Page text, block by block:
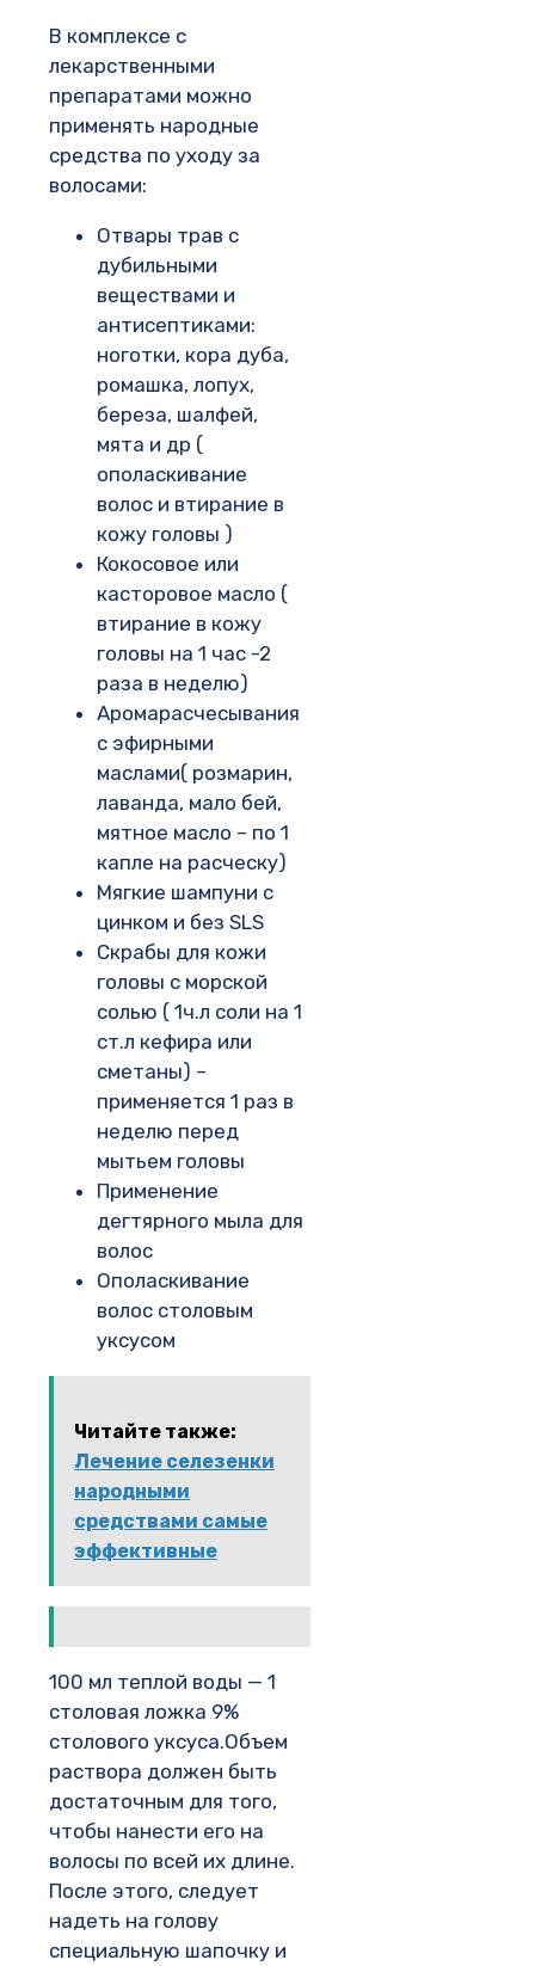
В комплексе с
лекарственными
препаратами можно
применять народные
средства по уходу за
волосами:
Отвары трав с
дубильными
веществами и
антисептиками:
ноготки, кора дуба,
ромашка, лопух,
береза, шалфей,
мята и др (
ополаскивание
волос и втирание в
кожу головы )
Кокосовое или
касторовое масло (
втирание в кожу
головы на 1 час -2
раза в неделю)
Аромарасчесывания
с эфирными
маслами( розмарин,
лаванда, мало бей,
мятное масло – по 1
капле на расческу)
Мягкие шампуни с
цинком и без SLS
Скрабы для кожи
головы с морской
солью ( 1ч.л соли на 1
ст.л кефира или
сметаны) –
применяется 1 раз в
неделю перед
мытьем головы
Применение
дегтярного мыла для
волос
Ополаскивание
волос столовым
уксусом
Читайте также:
Лечение селезенки
народными
средствами самые
эффективные
100 мл теплой воды — 1
столовая ложка 9%
столового уксуса.Объем
раствора должен быть
достаточным для того,
чтобы нанести его на
волосы по всей их длине.
После этого, следует
надеть на голову
специальную шапочку и